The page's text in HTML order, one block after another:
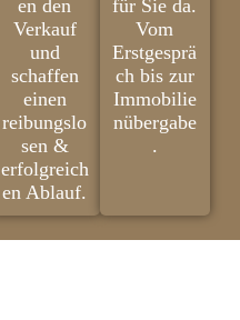
en den
Verkauf
und
schaffen
einen
reibungslo
sen &
erfolgreich
en Ablauf.
für Sie da.
Vom
Erstgesprä
ch bis zur
Immobilie
nübergabe
.